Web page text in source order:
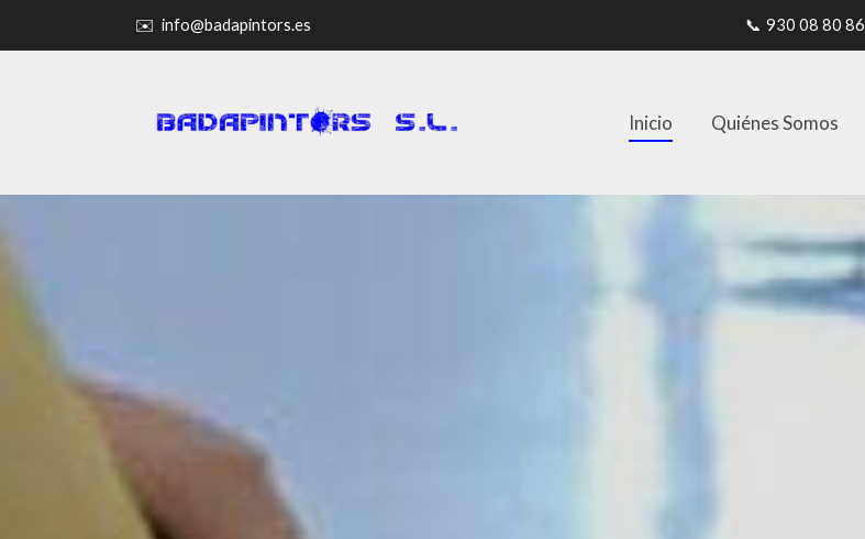
✉️ info@badapintors.es 📞 930 08 80 86
Inicio Quiénes Somos